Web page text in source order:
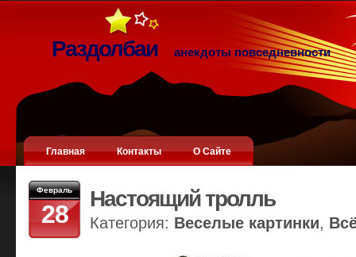
Раздолбаи анекдоты повседневности
Главная Контакты О Сайте
Февраль
28
Настоящий тролль
Категория: Веселые картинки,